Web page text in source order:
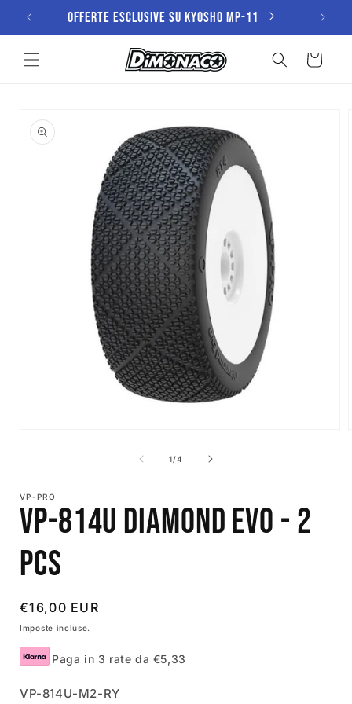
direttamenteOfferte esclusive su KYOSHO MP-11
Carrello
informazioni
sul prodotto
finestra
modale
1/su
4
VP-PRO
VP-814U Diamond Evo - 2
PCS
Prezzo
di
listino
€16,00 EUR
Imposte incluse.
Paga in 3 rate da €5,33
SKU:
VP-814U-M2-RY